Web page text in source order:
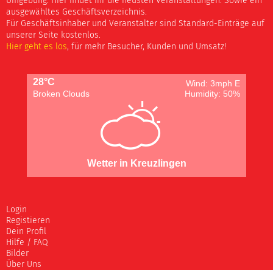
ausgewähltes Geschäftsverzeichnis.
Für Geschäftsinhaber und Veranstalter sind Standard-Einträge auf
unserer Seite kostenlos.
Hier geht es los, für mehr Besucher, Kunden und Umsatz!
28°C
Wind: 3mph E
Broken Clouds
Humidity: 50%
Wetter in Kreuzlingen
Login
Registieren
Dein Profil
Hilfe / FAQ
Bilder
Über Uns